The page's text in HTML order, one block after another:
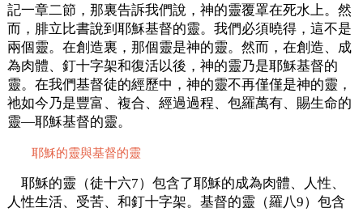
記一章二節，那裏告訴我們說，神的靈覆罩在死水上。然
而，腓立比書說到耶穌基督的靈。我們必須曉得，這不是
兩個靈。在創造裏，那個靈是神的靈。然而，在創造、成
為肉體、釘十字架和復活以後，神的靈乃是耶穌基督的
靈。在我們基督徒的經歷中，神的靈不再僅僅是神的靈，
祂如今乃是豐富、複合、經過過程、包羅萬有、賜生命的
靈—耶穌基督的靈。
耶穌的靈與基督的靈
耶穌的靈（徒十六7）包含了耶穌的成為肉體、人性、
人性生活、受苦、和釘十字架。基督的靈（羅八9）包含